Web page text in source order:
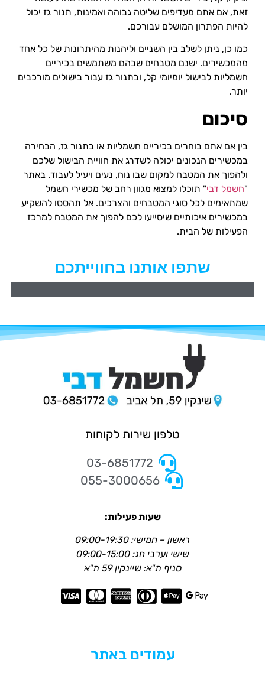
זאת, אם אתם מעדיפים שליטה גבוהה ואמינות, תנור גז יכול
להיות הפתרון המושלם עבורכם.
כמו כן, ניתן לשלב בין השניים וליהנות מהיתרונות של כל אחד
מהמכשירים. ישנם מטבחים שבהם משתמשים בכיריים
חשמליות לבישול יומיומי קל, ובתנור גז עבור בישולים מורכבים
יותר.
סיכום
בין אם אתם בוחרים בכיריים חשמליות או בתנור גז, הבחירה
במכשירים הנכונים יכולה לשדרג את חוויית הבישול שלכם
ולהפוך את המטבח למקום שבו נוח, נעים ויעיל לעבוד. באתר
"חשמל דבי" תוכלו למצוא מגוון רחב של מכשירי חשמל
שמתאימים לכל סוגי המטבחים והצרכים. אל תהססו להשקיע
במכשירים איכותיים שיסייעו לכם להפוך את המטבח למרכז
הפעילות של הבית.
שתפו אותנו בחווייתכם
טלפון שירות לקוחות
03-6851772
055-3000656
שעות פעילות:
ראשון – חמישי: 09:00-19:30
שישי וערבי חג: 09:00-15:00
סניף ת"א: שיינקין 59 ת"א
עמודים באתר